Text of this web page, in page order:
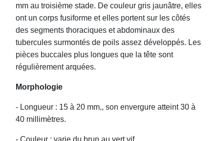
mm au troisième stade. De couleur gris jaunâtre, elles
ont un corps fusiforme et elles portent sur les côtés
des segments thoraciques et abdominaux des
tubercules surmontés de poils assez développés. Les
pièces buccales plus longues que la tête sont
régulièrement arquées.
Morphologie
- Longueur : 15 à 20 mm,, son envergure atteint 30 à
40 millimètres.
- Couleur : varie du brun au vert vif,